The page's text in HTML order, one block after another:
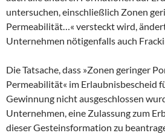
untersuchen, einschließlich Zonen
Permeabilität…« versteckt wird,
Unternehmen nötigenfalls auch
Die Tatsache, dass »Zonen geringer
Permeabilität« im Erlaubnisbescheid
Gewinnung nicht ausgeschlossen
Unternehmen, eine Zulassung zum
dieser Gesteinsformation zu